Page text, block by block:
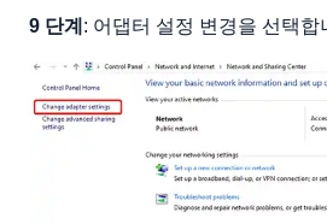
9 단계 : 어댑터 설정 변경을 선택합